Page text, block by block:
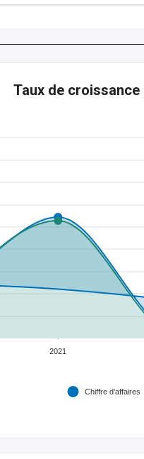
Taux de
2021
Chiffre d'affaires